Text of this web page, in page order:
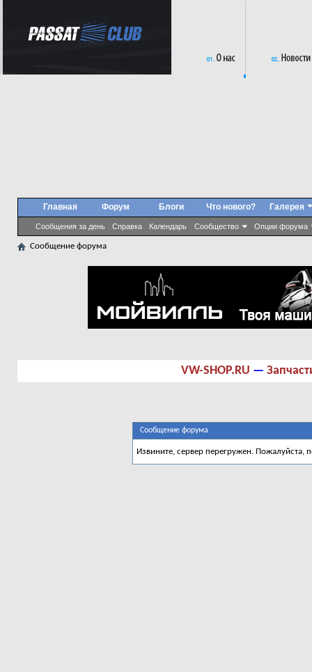
Главная Форум
Сообщения за день Справка Календарь Сообщество Опции форума
Блоги Что нового? Галерея
Сообщение форума
VW-SHOP.RU —
Сообщение форума
Извините, сервер перегружен. Пожалуйста,